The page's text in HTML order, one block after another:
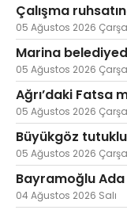
Çalışma
05 Ağustos 2026
Marina
05 Ağustos 2026
Ağrı’daki Fatsa
05 Ağustos 2026
Büyükgöz
05 Ağustos 2026
Bayramoğlu Ada
04 Ağustos 2026 Salı